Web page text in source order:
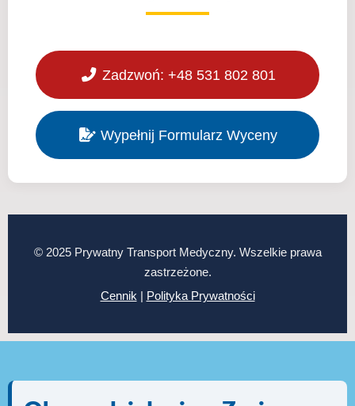
Zadzwoń: +48 531 802 801
Wypełnij Formularz Wyceny
© 2025 Prywatny Transport Medyczny. Wszelkie prawa
zastrzeżone.
Cennik | Polityka Prywatności